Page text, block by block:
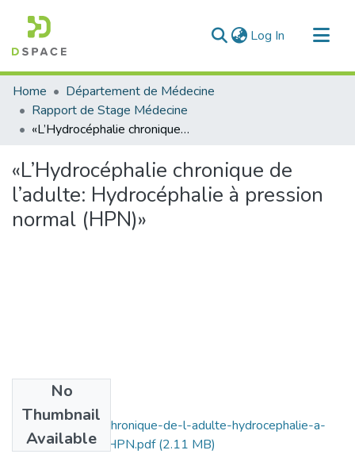
Log In (current)
Communities & Collections
All of DSpace
Statistics
Home
Département de Médecine
Rapport de Stage Médecine
«L’Hydrocéphalie chronique de l’adulte: Hydrocéphalie à pression normal (HPN)»
«L’Hydrocéphalie chronique de
l’adulte: Hydrocéphalie à pression
normal (HPN)»
No
Thumbnail
Available
L-hydrocephalie-chronique-de-l-adulte-hydrocephalie-a-
pression-normal-HPN.pdf(2.11 MB)